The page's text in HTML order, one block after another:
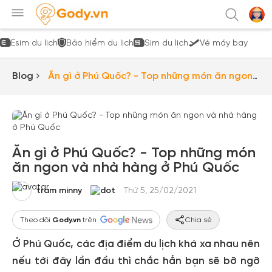
Esim du lịch Bảo hiểm du lịch Sim du lịch Vé máy bay
Blog
Ăn gì ở Phú Quốc? - Top những món ăn ngon
Ăn gì ở Phú Quốc? - Top những món
ăn ngon và nhà hàng ở Phú Quốc
tram minny Thứ 5, 25/02/2021
Theo dõi Gody.vntrên Chia sẻ
Ở Phú Quốc, các địa điểm du lịch khá xa nhau nên
nếu tới đây lần đầu thì chắc hẳn bạn sẽ bỡ ngỡ